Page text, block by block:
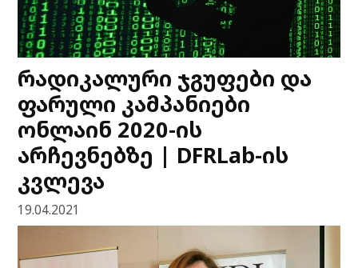
რადიკალური ჯგუფები და
ფარული კამპანიები
ონლაინ 2020-ის
არჩევნებზე | DFRLab-ის
კვლევა
19.04.2021